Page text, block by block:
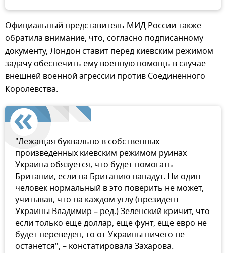
Официальный представитель МИД России также
обратила внимание, что, согласно подписанному
документу, Лондон ставит перед киевским режимом
задачу обеспечить ему военную помощь в случае
внешней военной агрессии против Соединенного
Королевства.
"Лежащая буквально в собственных
произведенных киевским режимом руинах
Украина обязуется, что будет помогать
Британии, если на Британию нападут. Ни один
человек нормальный в это поверить не может,
учитывая, что на каждом углу (президент
Украины Владимир – ред.) Зеленский кричит, что
если только еще доллар, еще фунт, еще евро не
будет переведен, то от Украины ничего не
останется", – констатировала Захарова.